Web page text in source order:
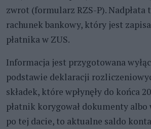
zwrot (formularz RZS-P).
rachunek bankowy, który jest
płatnika w ZUS.
Informacja jest przygotowana
podstawie deklaracji
składek, które wpłynęły do końca
płatnik korygował dokumenty albo
po tej dacie, to aktualne saldo